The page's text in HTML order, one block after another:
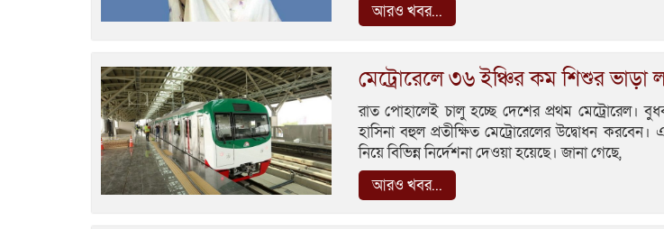
আরও খবর...
মেট্রোরেলে ৩৬ ইঞ্চির কম শিশুর ভাড়া
রাত পোহালেই চালু হচ্ছে দেশের প্রথম মেট্রোরেল।
হাসিনা বহুল প্রতীক্ষিত মেট্রোরেলের উদ্বোধন করবেন।
নিয়ে বিভিন্ন নির্দেশনা দেওয়া হয়েছে। জানা গেছে,
আরও খবর...